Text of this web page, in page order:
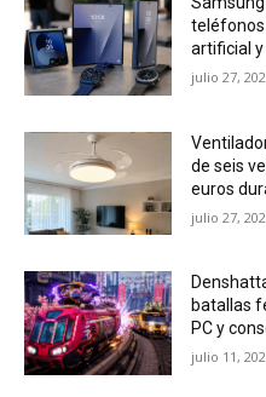
teléfonos
artificial
julio 27,
de seis
euros
julio 27,
batallas
PC y
julio 11,